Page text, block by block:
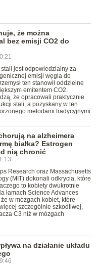
że można
bez emisji CO2 do
stali jest odpowiedzialny za
emisji węgla do
ten stanowił oddzielne
emitentem CO2.
że opracowali praktycznie
stali, a pozyskany w ten
metodami tradycyjnymi
na alzheimera
białka? Estrogen
nią chronić
Research oraz Massachusetts
(MIT) dokonali odkrycia, które
to kobiety dwukrotnie
łamach Science Advances
w mózgach kobiet, które
szczególnie szkodliwej,
C3 niż w mózgach
na działanie układu